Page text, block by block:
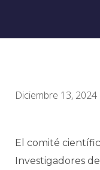
Diciembre 13, 2024
El comité
Investigadores